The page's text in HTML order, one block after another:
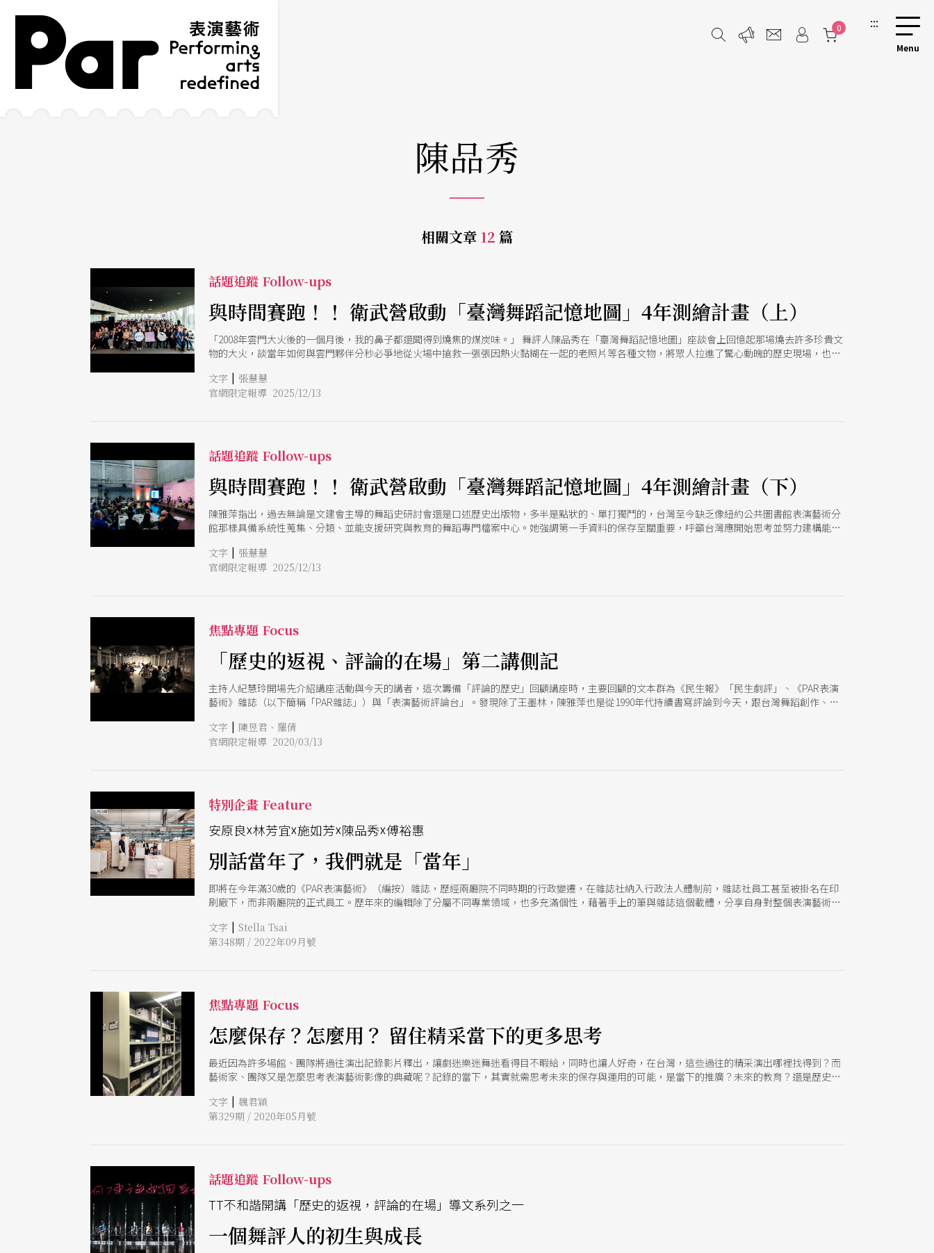
跳到主要內容區塊
網站導覽
0 :::
陳品秀
相關文章 12 篇
話題追蹤 Follow-ups
與時間賽跑！！ 衛武營啟動「臺灣舞蹈記憶地圖」4年測繪計畫（上）
「2008年雲門大火後的一個月後，我的鼻子都還聞得到燒焦的煤炭味。」 舞評人陳品秀在「臺灣舞蹈記憶地圖」座談會上回憶起那場燒去許多珍貴文
物的大火，談當年如何與雲門夥伴分秒必爭地從火場中搶救一張張因熱火黏糊在一起的老照片等各種文物，將眾人拉進了驚心動魄的歷史現場，也直
部「重建臺灣藝術史 2.0」政策支持下，2025「臺灣舞蹈記憶地圖」計畫正式於衛武營國家藝術文化中心啟動，4年計畫將從「舞蹈家口述歷史研
究」、「人才培育與作品轉譯」、「線上及實體成果展示」、「大眾推廣與舞蹈欣賞」等4大面向，書寫、繪製、推廣台灣舞蹈記憶座標。藝術總監
文字 | 張慧慧
官網限定報導 2025/12/13
話題追蹤 Follow-ups
與時間賽跑！！ 衛武營啟動「臺灣舞蹈記憶地圖」4年測繪計畫（下）
陳雅萍指出，過去無論是文建會主導的舞蹈史研討會還是口述歷史出版物，多半是點狀的、單打獨鬥的，台灣至今缺乏像紐約公共圖書館表演藝術分
館那樣具備系統性蒐集、分類、並能支援研究與教育的舞蹈專門檔案中心。她強調第一手資料的保存至關重要，呼籲台灣應開始思考並努力建構能夠
文字 | 張慧慧
官網限定報導 2025/12/13
焦點專題 Focus
「歷史的返視、評論的在場」第二講側記
主持人紀慧玲開場先介紹講座活動與今天的講者，這次籌備「評論的歷史」回顧講座時，主要回顧的文本群為《民生報》「民生劇評」、《PAR表演
藝術》雜誌（以下簡稱「PAR雜誌」）與「表演藝術評論台」。發現除了王墨林，陳雅萍也是從1990年代持續書寫評論到今天，跟台灣舞蹈創作、生
文字 | 陳昱君、羅倩
官網限定報導 2020/03/13
特別企畫 Feature
安原良☓林芳宜☓施如芳☓陳品秀☓傅裕惠
別話當年了，我們就是「當年」
即將在今年滿30歲的《PAR表演藝術》（編按）雜誌，歷經兩廳院不同時期的行政變遷，在雜誌社納入行政法人體制前，雜誌社員工甚至被掛名在印
刷廠下，而非兩廳院的正式員工。歷年來的編輯除了分屬不同專業領域，也多充滿個性，藉著手上的筆與雜誌這個載體，分享自身對整個表演藝術產
頭10年的編輯思考完全不受兩廳院的限制，宛如獨立雜誌般，大肆運用編輯的觀察與獨特的視角，書寫他們眼中的當代表演藝術現狀與報導，必要時
更不吝給出犀利的評論，成為那個年代獨樹一格、也是唯一以表演藝術為主題的雜誌。 本期我們特別邀請5位歷任編輯，包括安原良、林芳宜、施如
文字 | Stella Tsai
第348期 / 2022年09月號
焦點專題 Focus
怎麼保存？怎麼用？ 留住精采當下的更多思考
最近因為許多場館、團隊將過往演出記錄影片釋出，讓劇迷樂迷舞迷看得目不暇給，同時也讓人好奇，在台灣，這些過往的精采演出哪裡找得到？而
藝術家、團隊又是怎麼思考表演藝術影像的典藏呢？記錄的當下，其實就需思考未來的保存與運用的可能，是當下的推廣？未來的教育？還是歷史的
文字 | 魏君穎
第329期 / 2020年05月號
話題追蹤 Follow-ups
TT不和諧開講「歷史的返視，評論的在場」導文系列之一
一個舞評人的初生與成長